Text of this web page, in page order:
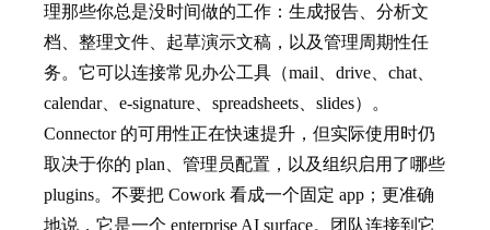
理那些你总是没时间做的工作：生成报告、分析文
档、整理文件、起草演示文稿，以及管理周期性任
务。它可以连接常见办公工具（mail、drive、chat、
calendar、e-signature、spreadsheets、slides）。
Connector 的可用性正在快速提升，但实际使用时仍
取决于你的 plan、管理员配置，以及组织启用了哪些
plugins。不要把 Cowork 看成一个固定 app；更准确
地说，它是一个 enterprise AI surface。团队连接到它